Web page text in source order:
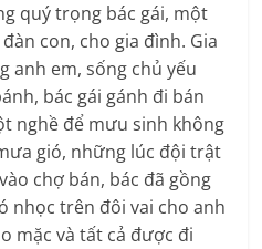
quý trọng bác gái, một
con, cho gia đình. Gia
anh em, sống chủ yếu
bác gái gánh đi bán
nghề để mưu sinh không
gió, những lúc đội trật
chợ bán, bác đã gồng
nhọc trên đôi vai cho anh
mặc và tất cả được đi